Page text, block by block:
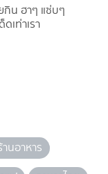
กิน ฮาๆ แซ่บๆ
เท่าเรา
นอาหาร